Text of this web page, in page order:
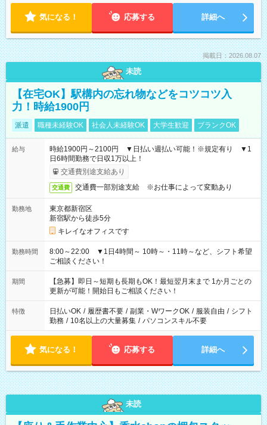
気になる！ 応募する 詳細へ
掲載日：2026.08.07
未読
【在宅OK】駅構内の忘れ物などをコツコツ入
力！時給1900円
派遣 職種未経験OK 社会人未経験OK 大学生歓迎 ブランクOK
給与
時給1900円～2100円 ▼日払い週払い可能！※規定有り ▼1
日6時間勤務で日収1万以上！
交通費別途支給あり
交通費 交通費一部別途支給 ※お仕事によって変動あり
勤務地
東京都新宿区
新宿駅から徒歩5分
キレイなオフィスです
勤務時間
8:00～22:00 ▼1日4時間～ 10時～・11時～など、シフト希望
ご相談ください！
期間
【急募】即日～短期も長期もOK！最短翌月末まで 1か月ごとの
更新が可能！開始日もご相談ください！
特徴 日払いOK / 履歴書不要 / 副業・WワークOK / 服装自由 / シフト
勤務 / 10名以上の大量募集 / パソコンスキル不要
気になる！ 応募する 詳細へ
未読